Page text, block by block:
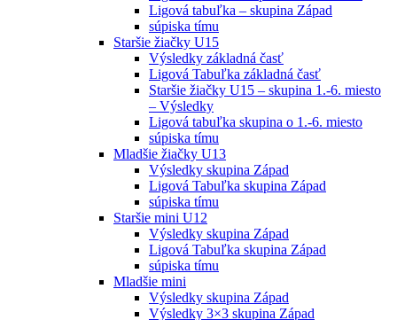
Ligová tabuľka – skupina Západ
súpiska tímu
Staršie žiačky U15
Výsledky základná časť
Ligová Tabuľka základná časť
Staršie žiačky U15 – skupina 1.-6. miesto
– Výsledky
Ligová tabuľka skupina o 1.-6. miesto
súpiska tímu
Mladšie žiačky U13
Výsledky skupina Západ
Ligová Tabuľka skupina Západ
súpiska tímu
Staršie mini U12
Výsledky skupina Západ
Ligová Tabuľka skupina Západ
súpiska tímu
Mladšie mini
Výsledky skupina Západ
Výsledky 3×3 skupina Západ